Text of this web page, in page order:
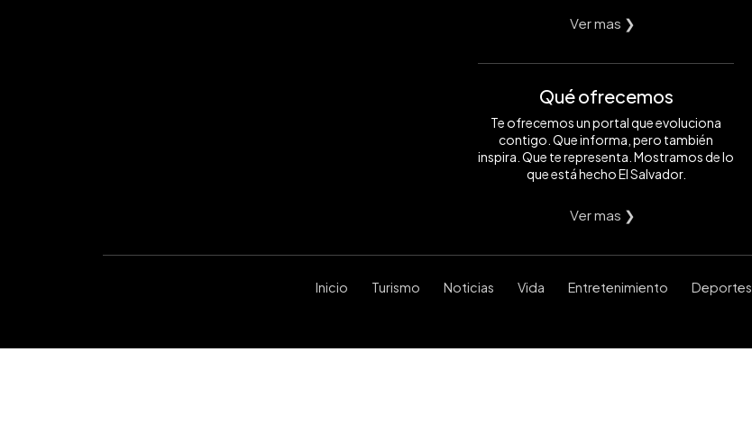
Ver mas ❯
Qué ofrecemos
Te ofrecemos un portal que evoluciona
contigo. Que informa, pero también
inspira. Que te representa. Mostramos de lo
que está hecho El Salvador.
Ver mas ❯
Inicio Turismo Noticias Vida Entretenimiento Deportes